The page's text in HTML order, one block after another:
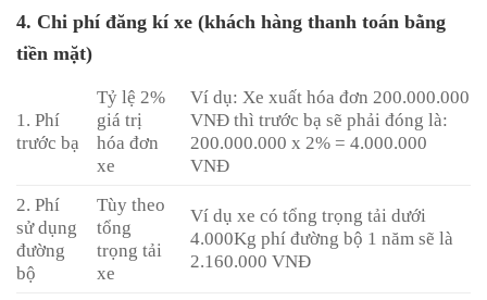
4. Chi phí đăng kí xe (khách hàng thanh toán bằng
tiền mặt)
1. Phí
trước bạ
Tỷ lệ 2%
giá trị
hóa đơn
xe
Ví dụ: Xe xuất hóa đơn 200.000.000
VNĐ thì trước bạ sẽ phải đóng là:
200.000.000 x 2% = 4.000.000
VNĐ
2. Phí
sử dụng
đường
bộ
Tùy theo
tổng
trọng tải
xe
Ví dụ xe có tổng trọng tải dưới
4.000Kg phí đường bộ 1 năm sẽ là
2.160.000 VNĐ